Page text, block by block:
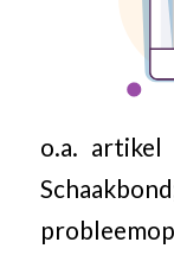
o.a. artikel